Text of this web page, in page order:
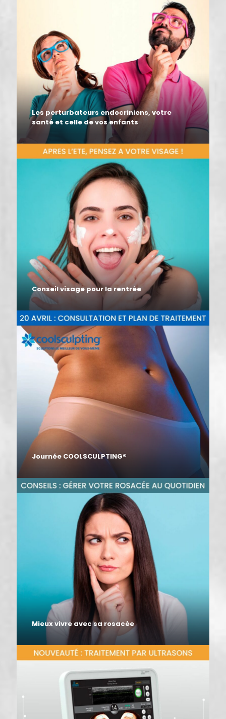
Les perturbateurs endocriniens, votre
santé et celle de vos enfants
Conseil visage pour la rentrée
Journée COOLSCULPTING®
Mieux vivre avec sa rosacée